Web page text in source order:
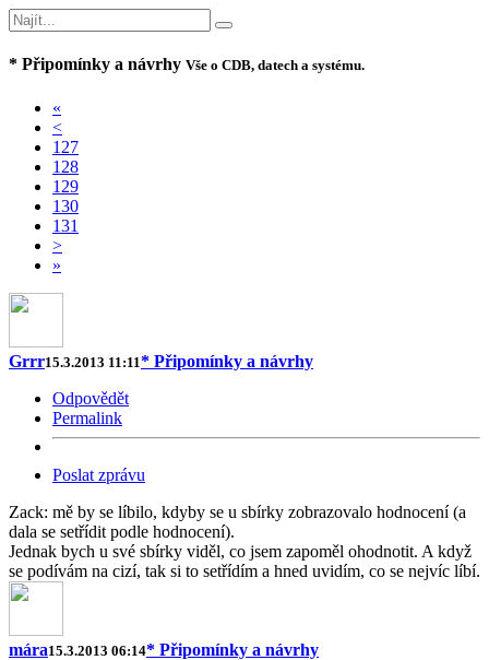
* Připomínky a návrhy Vše o CDB, datech a systému.
«
<
127
128
129
130
131
>
»
Grrr15.3.2013 11:11* Připomínky a návrhy
Odpovědět
Permalink
Poslat zprávu
Zack: mě by se líbilo, kdyby se u sbírky zobrazovalo hodnocení (a
dala se setřídit podle hodnocení).
Jednak bych u své sbírky viděl, co jsem zapoměl ohodnotit. A když
se podívám na cizí, tak si to setřídím a hned uvidím, co se nejvíc líbí.
mára15.3.2013 06:14* Připomínky a návrhy